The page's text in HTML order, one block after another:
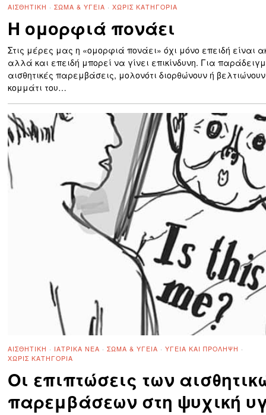
ΑΙΣΘΗΤΙΚΉ · ΣΏΜΑ & ΥΓΕΊΑ · ΧΩΡΊΣ ΚΑΤΗΓΟΡΊΑ
Η ομορφιά πονάει
Στις μέρες μας η «ομορφιά πονάει» όχι μόνο επειδή είναι
αλλά και επειδή μπορεί να γίνει επικίνδυνη. Για
αισθητικές παρεμβάσεις, μολονότι διορθώνουν ή
κομμάτι του…
ΑΙΣΘΗΤΙΚΉ · ΙΑΤΡΙΚΆ ΝΈΑ · ΣΏΜΑ & ΥΓΕΊΑ · ΥΓΕΊΑ ΚΑΙ ΠΡΌΛΗΨΗ ·
ΧΩΡΊΣ ΚΑΤΗΓΟΡΊΑ
Οι επιπτώσεις των
παρεμβάσεων στη ψυχική